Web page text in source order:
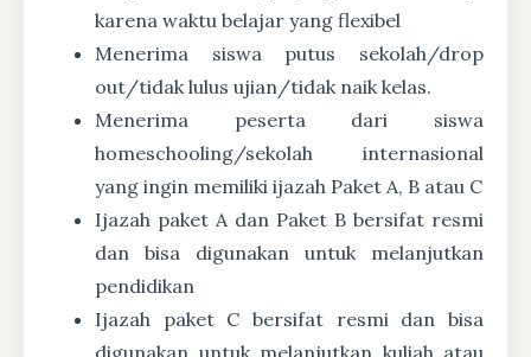
karena waktu belajar yang flexibel
Menerima siswa putus sekolah/drop
out/tidak lulus ujian/tidak naik kelas.
Menerima peserta dari siswa
homeschooling/sekolah internasional
yang ingin memiliki ijazah Paket A, B atau C
Ijazah paket A dan Paket B bersifat resmi
dan bisa digunakan untuk melanjutkan
pendidikan
Ijazah paket C bersifat resmi dan bisa
digunakan untuk melanjutkan kuliah atau